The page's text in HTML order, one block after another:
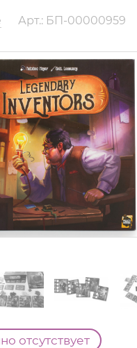
Арт.: БП-00000959
отсутствует